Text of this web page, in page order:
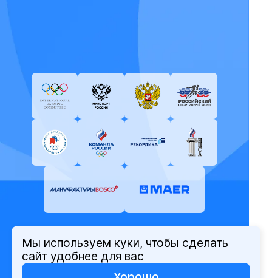
© Олимпийский комитет России,
2026
Мы используем куки, чтобы сделать
сайт удобнее для вас